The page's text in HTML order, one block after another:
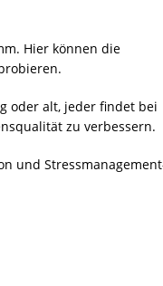
Hier können die
oder alt, jeder findet bei
zu verbessern.
und